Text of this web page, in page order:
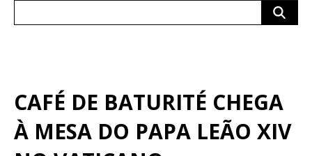
CAFÉ DE BATURITÉ CHEGA
À MESA DO PAPA LEÃO XIV